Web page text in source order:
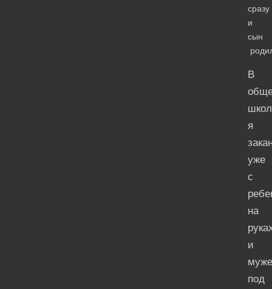
сразу
и
сын
В
я
уже
с
на
и
под